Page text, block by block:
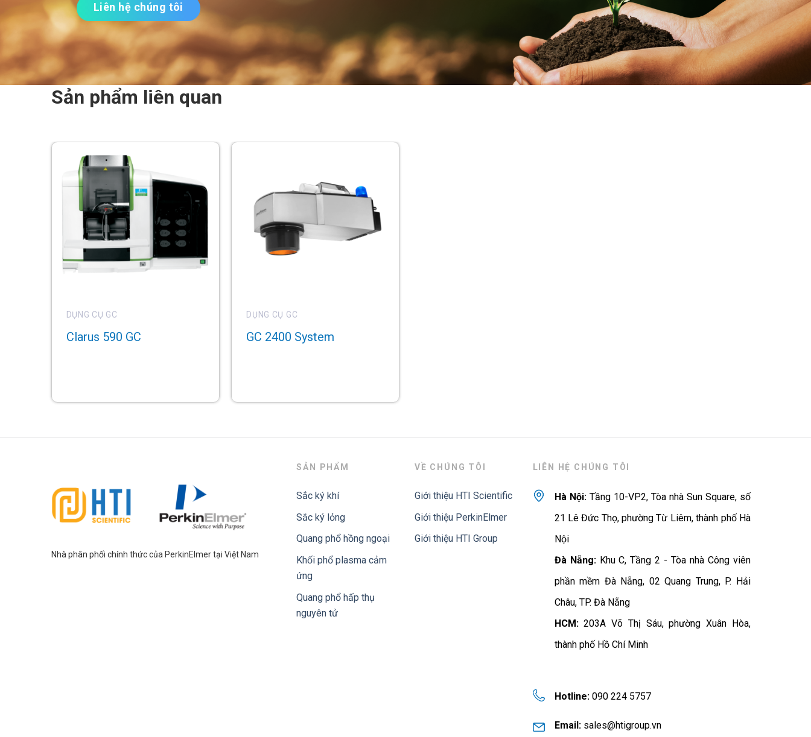
Liên hệ chúng tôi
Sản phẩm liên quan
DỤNG CỤ GC
Clarus 590 GC
DỤNG CỤ GC
GC 2400 System
Nhà phân phối chính thức của PerkinElmer tại Việt Nam
SẢN PHẨM
Sắc ký khí
Sắc ký lỏng
Quang phổ hồng ngoại
Khối phổ plasma cảm
ứng
Quang phổ hấp thụ
nguyên tử
VỀ CHÚNG TÔI
Giới thiệu HTI Scientific
Giới thiệu PerkinElmer
Giới thiệu HTI Group
LIÊN HỆ CHÚNG TÔI
Hà Nội:Tầng 10-VP2, Tòa nhà Sun Square, số
21 Lê Đức Thọ, phường Từ Liêm, thành phố Hà
Nội
Đà Nẵng:Khu C, Tầng 2 - Tòa nhà Công viên
phần mềm Đà Nẵng, 02 Quang Trung, P. Hải
Châu, TP. Đà Nẵng
HCM:203A Võ Thị Sáu, phường Xuân Hòa,
thành phố Hồ Chí Minh
Hotline:090 224 5757
Email: sales@htigroup.vn